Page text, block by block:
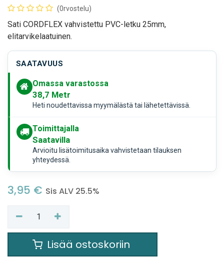
(0rvostelu)
Sati CORDFLEX vahvistettu PVC-letku 25mm,
elitarvikelaatuinen.
SAATAVUUS
Omassa varastossa
38,7 Metr
Heti noudettavissa myymälästä tai lähetettävissä.
Toimittajalla
Saatavilla
Arvioitu lisätoimitusaika vahvistetaan tilauksen
yhteydessä.
3,95 € Sis ALV 25.5%
Lisää ostoskoriin